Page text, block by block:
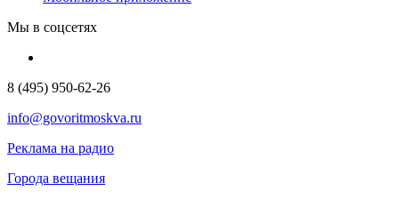
Мы в соцсетях
8 (495) 950-62-26
info@govoritmoskva.ru
Реклама на радио
Города вещания